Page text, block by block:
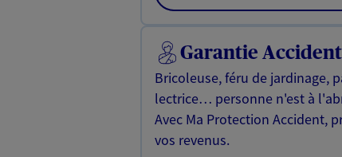
Garantie
Bricoleuse, féru de jardinage,
lectrice… personne n'est à
Avec Ma Protection Accident,
vos revenus.